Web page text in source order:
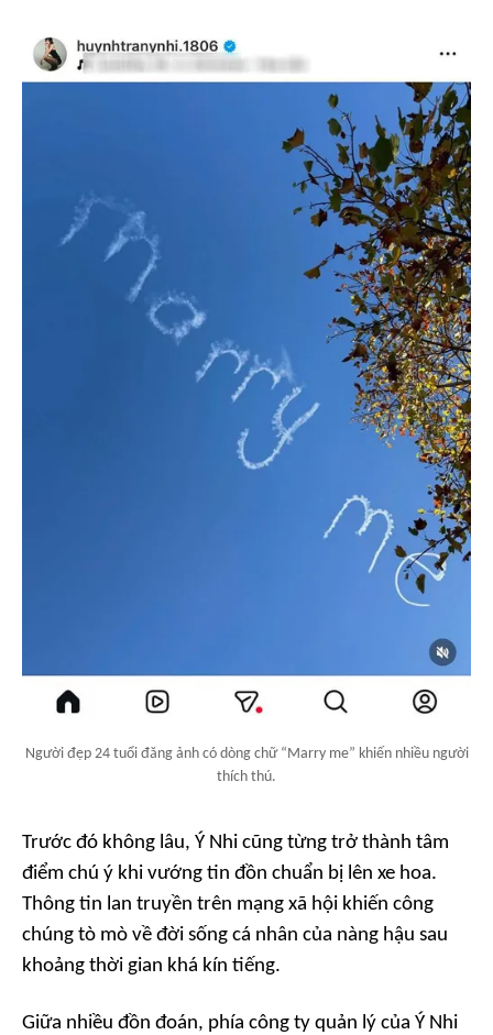
Người đẹp 24 tuổi đăng ảnh có dòng chữ “Marry me” khiến nhiều người
thích thú.
Trước đó không lâu, Ý Nhi cũng từng trở thành tâm
điểm chú ý khi vướng tin đồn chuẩn bị lên xe hoa.
Thông tin lan truyền trên mạng xã hội khiến công
chúng tò mò về đời sống cá nhân của nàng hậu sau
khoảng thời gian khá kín tiếng.
Giữa nhiều đồn đoán, phía công ty quản lý của Ý Nhi